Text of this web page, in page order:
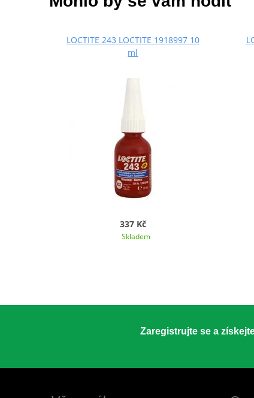
LOCTITE 243 LOCTITE 1918997 10
ml
337 Kč
Skladem
Zaregistrujte se a